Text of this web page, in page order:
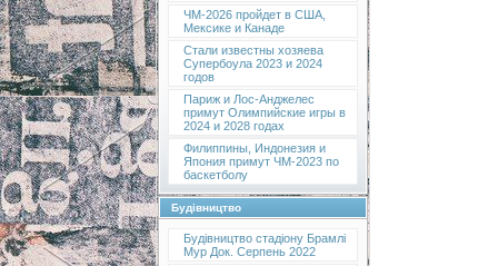
ЧМ-2026 пройдет в США,
Мексике и Канаде
Стали известны хозяева
Супербоула 2023 и 2024
годов
Париж и Лос-Анджелес
примут Олимпийские игры в
2024 и 2028 годах
Филиппины, Индонезия и
Япония примут ЧМ-2023 по
баскетболу
Будівництво
Будівництво стадіону Брамлі
Мур Док. Серпень 2022